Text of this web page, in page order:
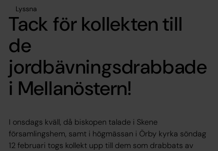
Lyssna
Tack för kollekten till
de
jordbävningsdrabbade
i Mellanöstern!
I onsdags kväll, då biskopen talade i Skene
församlingshem, samt i högmässan i Örby kyrka söndag
12 februari togs kollekt upp till dem som drabbats av